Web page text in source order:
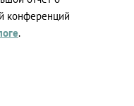
конференций
.